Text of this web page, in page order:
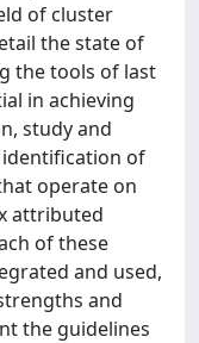
of cluster
the state of
the tools of last
in achieving
study and
of
operate on
attributed
of these
and used,
and
the guidelines